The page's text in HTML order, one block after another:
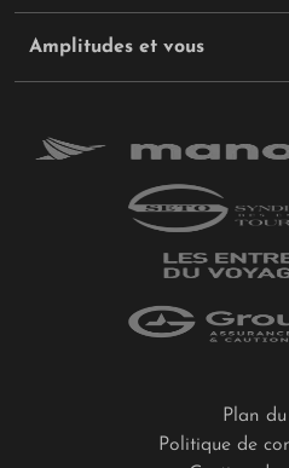
Amplitudes et vous
Plan
Politique de